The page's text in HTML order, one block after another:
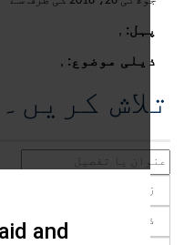
,
موضوع: ,
کریں۔
and